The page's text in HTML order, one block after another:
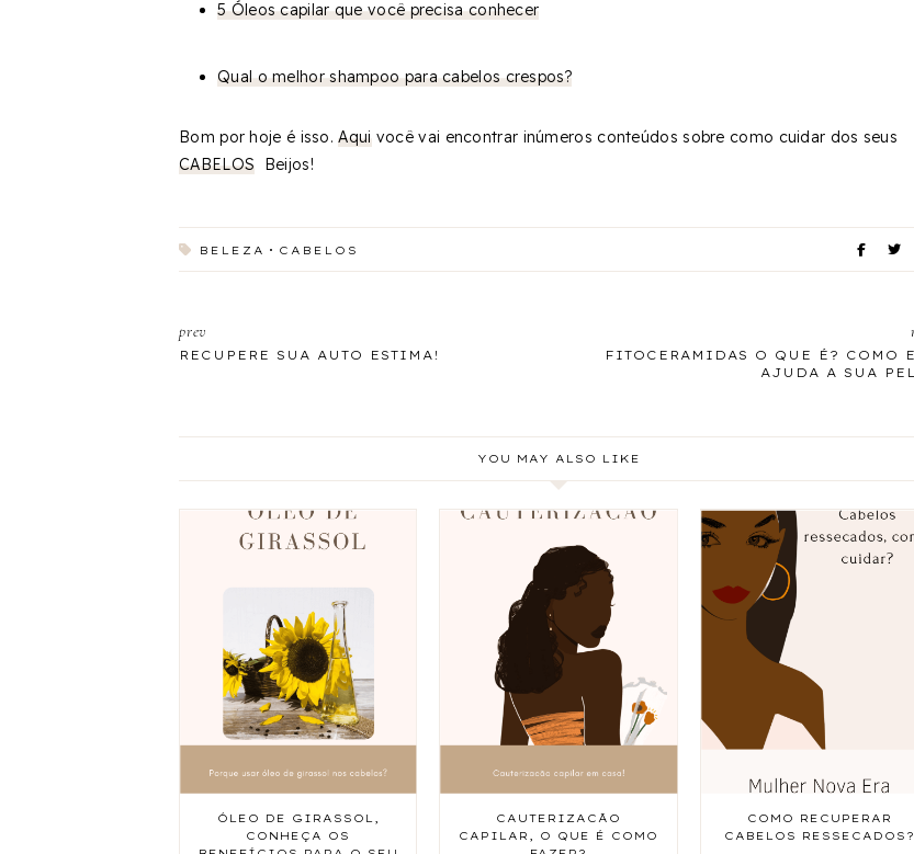
5 Óleos capilar que você precisa conhecer
Qual o melhor shampoo para cabelos crespos?
Bom por hoje é isso.Aquivocê vai encontrar inúmeros conteúdos sobre como cuidar dos seus
CABELOS Beijos!
BELEZA CABELOS
prev
RECUPERE SUA AUTO ESTIMA!
FITOCERAMIDAS O QUE É? COMO
AJUDA A SUA
YOU MAY ALSO LIKE
ÓLEO DE GIRASSOL,
CONHEÇA OS
CAUTERIZACÃO
CAPILAR, O QUE É COMO
COMO RECUPERAR
CABELOS RESSECADOS?